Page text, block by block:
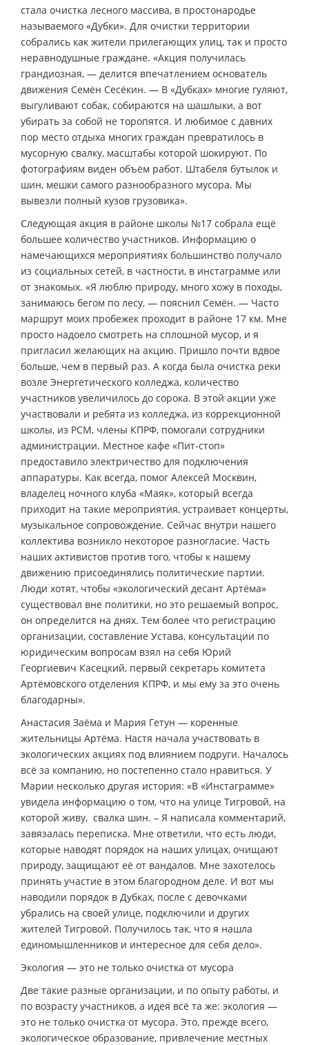
стала очистка лесного массива, в простонародье
называемого «Дубки». Для очистки территории
собрались как жители прилегающих улиц, так и просто
неравнодушные граждане. «Акция получилась
грандиозная, — делится впечатлением основатель
движения Семён Сесёкин. — В «Дубках» многие гуляют,
выгуливают собак, собираются на шашлыки, а вот
убирать за собой не торопятся. И любимое с давних
пор место отдыха многих граждан превратилось в
мусорную свалку, масштабы которой шокируют. По
фотографиям виден объём работ. Штабеля бутылок и
шин, мешки самого разнообразного мусора. Мы
вывезли полный кузов грузовика».
Следующая акция в районе школы №17 собрала ещё
большее количество участников. Информацию о
намечающихся мероприятиях большинство получало
из социальных сетей, в частности, в инстаграмме или
от знакомых. «Я люблю природу, много хожу в походы,
занимаюсь бегом по лесу, — пояснил Семён. — Часто
маршрут моих пробежек проходит в районе 17 км. Мне
просто надоело смотреть на сплошной мусор, и я
пригласил желающих на акцию. Пришло почти вдвое
больше, чем в первый раз. А когда была очистка реки
возле Энергетического колледжа, количество
участников увеличилось до сорока. В этой акции уже
участвовали и ребята из колледжа, из коррекционной
школы, из РСМ, члены КПРФ, помогали сотрудники
администрации. Местное кафе «Пит-стоп»
предоставило электричество для подключения
аппаратуры. Как всегда, помог Алексей Москвин,
владелец ночного клуба «Маяк», который всегда
приходит на такие мероприятия, устраивает концерты,
музыкальное сопровождение. Сейчас внутри нашего
коллектива возникло некоторое разногласие. Часть
наших активистов против того, чтобы к нашему
движению присоединялись политические партии.
Люди хотят, чтобы «экологический десант Артёма»
существовал вне политики, но это решаемый вопрос,
он определится на днях. Тем более что регистрацию
организации, составление Устава, консультации по
юридическим вопросам взял на себя Юрий
Георгиевич Касецкий, первый секретарь комитета
Артёмовского отделения КПРФ, и мы ему за это очень
благодарны».
Анастасия Заёма и Мария Гетун — коренные
жительницы Артёма. Настя начала участвовать в
экологических акциях под влиянием подруги. Началось
всё за компанию, но постепенно стало нравиться. У
Марии несколько другая история: «В «Инстаграмме»
увидела информацию о том, что на улице Тигровой, на
которой живу, свалка шин. – Я написала комментарий,
завязалась переписка. Мне ответили, что есть люди,
которые наводят порядок на наших улицах, очищают
природу, защищают её от вандалов. Мне захотелось
принять участие в этом благородном деле. И вот мы
наводили порядок в Дубках, после с девочками
убрались на своей улице, подключили и других
жителей Тигровой. Получилось так, что я нашла
единомышленников и интересное для себя дело».
Экология — это не только очистка от мусора
Две такие разные организации, и по опыту работы, и
по возрасту участников, а идея всё та же: экология —
это не только очистка от мусора. Это, прежде всего,
экологическое образование, привлечение местных